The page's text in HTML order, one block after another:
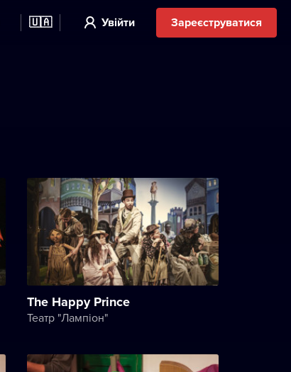
🇺🇦 Увійти Зареєструватися
The Happy Prince
Театр "Лампіон"